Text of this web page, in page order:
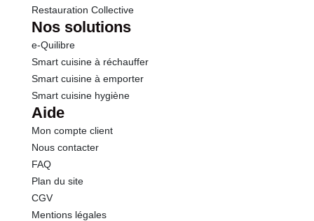
Restauration Collective
Nos solutions
e-Quilibre
Smart cuisine à réchauffer
Smart cuisine à emporter
Smart cuisine hygiène
Aide
Mon compte client
Nous contacter
FAQ
Plan du site
CGV
Mentions légales